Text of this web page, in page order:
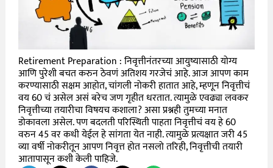
Retirement Preparation : निवृत्तीनंतरच्या आयुष्यासाठी योग्य
आणि पुरेशी बचत करुन ठेवणं अतिशय गरजेचं आहे. आज आपण काम
करण्यासाठी सक्षम आहोत, चांगली नोकरी हातात आहे, म्हणून निवृत्तीचं
वय 60 चं असेल असं बरेच जण गृहीत धरतात. त्यामुळे एवढ्या लवकर
निवृत्तीच्या तयारीचा विषयच कशाला? असा प्रश्नही तुमच्या मनात
डोकावला असेल. पण बदलती परिस्थिती पाहता निवृत्तीचं वय हे 60
वरुन 45 वर कधी येईल हे सांगता येत नाही. त्यामुळे प्रत्यक्षात जरी 45
व्या वर्षी नोकरीतून आपण निवृत्त होत नसलो तरिही, निवृत्तीची तयारी
आतापासून कशी केली पाहिजे.